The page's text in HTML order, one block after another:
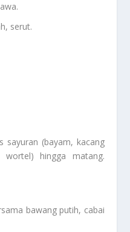
serut.
sayuran (bayam, kacang
hingga matang.
bawang putih, cabai